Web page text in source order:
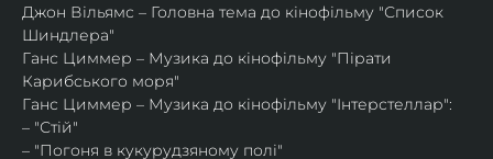
Джон Вільямс – Головна тема до кінофільму "Список
Шиндлера"
Ганс Циммер – Музика до кінофільму "Пірати
Карибського моря"
Ганс Циммер – Музика до кінофільму "Інтерстеллар":
– "Стій"
– "Погоня в кукурудзяному полі"